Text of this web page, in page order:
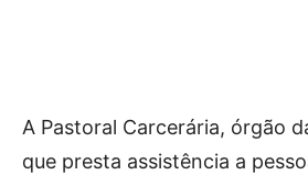
A Pastoral Carcerária, órgão
que presta assistência a